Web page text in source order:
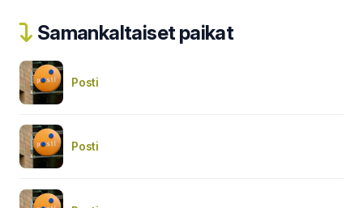
Samankaltaiset paikat
Posti
Posti